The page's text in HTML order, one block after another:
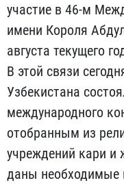
участие в 46-м
имени Короля
августа текущего
В этой связи
Узбекистана
международного
отобранным из
учреждений кари
даны необходимые